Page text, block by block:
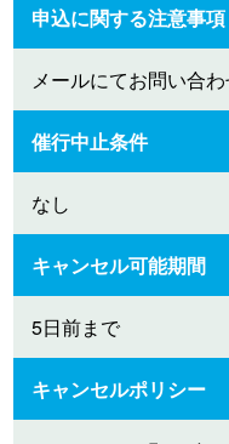
申込に関する注意事項
メールにてお問い合わ
催行中止条件
なし
キャンセル可能期間
5日前まで
キャンセルポリシー